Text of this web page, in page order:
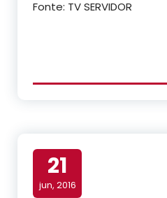
Fonte: TV SERVIDOR
21
jun, 2016